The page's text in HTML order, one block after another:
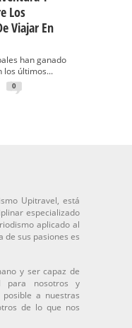
Los
Viajar En
han ganado
los últimos...
0
Upitravel, está
especializado
aplicado al
de sus pasiones es
y ser capaz de
para nosotros y
a nuestras
de lo que nos